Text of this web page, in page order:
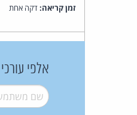
זמן קריאה:דקה אחת
אלפי
שם משתמש*